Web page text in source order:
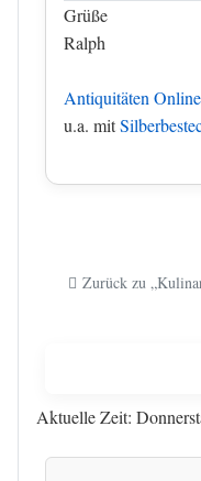
Grüße
Ralph
Antiquitäten
u.a. mit
Zurück zu
Aktuelle Zeit: